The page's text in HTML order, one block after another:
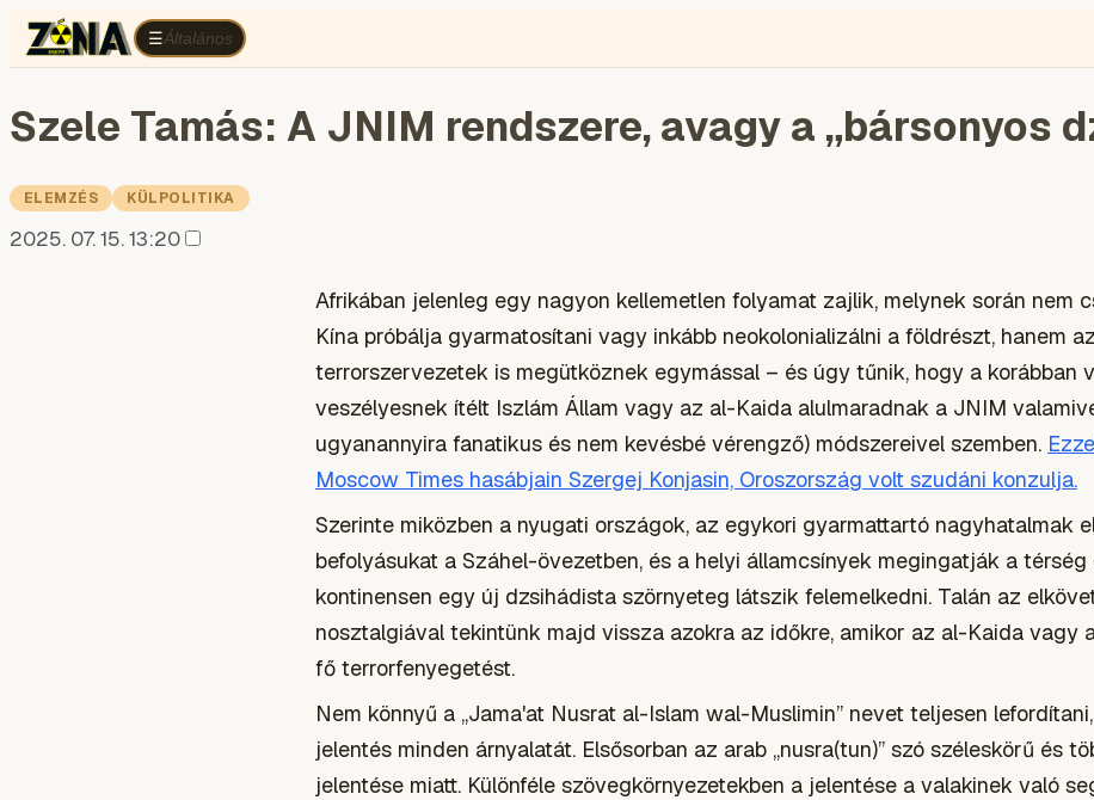
☰Általános
ÁltalánosBelpolitika
Szele Tamás: A JNIM rendszere, avagy a „bársonyos
ELEMZÉS KÜLPOLITIKA
2025. 07. 15. 13:20
Afrikában jelenleg egy nagyon kellemetlen folyamat zajlik, melynek során nem
Kína próbálja gyarmatosítani vagy inkább neokolonializálni a földrészt, hanem
terrorszervezetek is megütköznek egymással – és úgy tűnik, hogy a korábban
veszélyesnek ítélt Iszlám Állam vagy az al-Kaida alulmaradnak a JNIM
ugyanannyira fanatikus és nem kevésbé vérengző) módszereivel szemben.
Moscow Times hasábjain Szergej Konjasin, Oroszország volt szudáni konzulja.
Szerinte miközben a nyugati országok, az egykori gyarmattartó nagyhatalmak
befolyásukat a Száhel-övezetben, és a helyi államcsínyek megingatják a
kontinensen egy új dzsihádista szörnyeteg látszik felemelkedni. Talán az
nosztalgiával tekintünk majd vissza azokra az időkre, amikor az al-Kaida vagy
fő terrorfenyegetést.
Nem könnyű a „Jama'at Nusrat al-Islam wal-Muslimin” nevet teljesen
jelentés minden árnyalatát. Elsősorban az arab „nusra(tun)” szó széleskörű és
jelentése miatt. Különféle szövegkörnyezetekben a jelentése a valakinek való